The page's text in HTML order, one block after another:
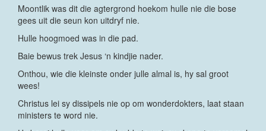
Moontlik was dit die agtergrond hoekom hulle nie die bose
gees uit die seun kon uitdryf nie.
Hulle hoogmoed was in die pad.
Baie bewus trek Jesus ‘n kindjie nader.
Onthou, wie die kleinste onder julle almal is, hy sal groot
wees!
Christus lei sy dissipels nie op om wonderdokters, laat staan
ministers te word nie.